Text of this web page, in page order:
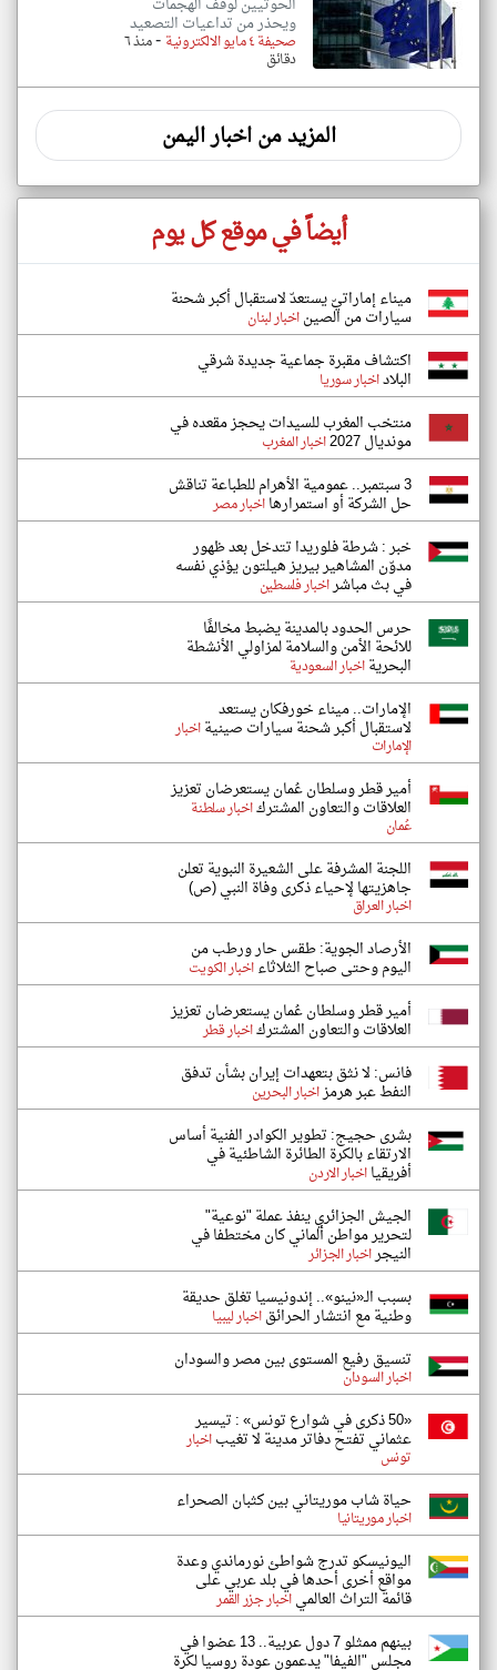
ويحذر من تداعيات التصعيد
صحيفة ٤ مايو الالكترونية - منذ ٦
دقائق
المزيد من اخبار اليمن
أيضاً في موقع كل يوم
ميناء إماراتيّ يستعدّ لاستقبال أكبر شحنة
سيارات من الصيناخبار لبنان
اكتشاف مقبرة جماعية جديدة شرقي
البلاداخبار سوريا
منتخب المغرب للسيدات يحجز مقعده في
مونديال 2027 اخبار المغرب
3 سبتمبر.. عمومية الأهرام للطباعة تناقش
حل الشركة أو استمرارهااخبار مصر
خبر : شرطة فلوريدا تتدخل بعد ظهور
مدوّن المشاهير بيريز هيلتون يؤذي نفسه
في بث مباشراخبار فلسطين
حرس الحدود بالمدينة يضبط مخالفًا
للائحة الأمن والسلامة لمزاولي الأنشطة
البحريةاخبار السعودية
الإمارات.. ميناء خورفكان يستعد
لاستقبال أكبر شحنة سيارات صينيةاخبار
الإمارات
أمير قطر وسلطان عُمان يستعرضان تعزيز
العلاقات والتعاون المشتركاخبار سلطنة
عُمان
اللجنة المشرفة على الشعيرة النبوية تعلن
جاهزيتها لإحياء ذكرى وفاة النبي (ص)
اخبار العراق
الأرصاد الجوية: طقس حار ورطب من
اليوم وحتى صباح الثلاثاءاخبار الكويت
أمير قطر وسلطان عُمان يستعرضان تعزيز
العلاقات والتعاون المشتركاخبار قطر
فانس: لا نثق بتعهدات إيران بشأن تدفق
النفط عبر هرمزاخبار البحرين
بشرى حجيج: تطوير الكوادر الفنية أساس
الارتقاء بالكرة الطائرة الشاطئية في
أفريقيااخبار الاردن
الجيش الجزائري ينفذ عملة "نوعية"
لتحرير مواطن ألماني كان مختطفا في
النيجراخبار الجزائر
بسبب الـ«نينو».. إندونيسيا تغلق حديقة
وطنية مع انتشار الحرائقاخبار ليبيا
تنسيق رفيع المستوى بين مصر والسودان
اخبار السودان
«50 ذكرى في شوارع تونس» : تيسير
عثماني تفتح دفاتر مدينة لا تغيباخبار
تونس
حياة شاب موريتاني بين كثبان الصحراء
اخبار موريتانيا
اليونيسكو تدرج شواطئ نورماندي وعدة
مواقع أخرى أحدها في بلد عربي على
قائمة التراث العالمياخبار جزر القمر
بينهم ممثلو 7 دول عربية.. 13 عضوا في
مجلس "الفيفا" يدعمون عودة روسيا لكرة